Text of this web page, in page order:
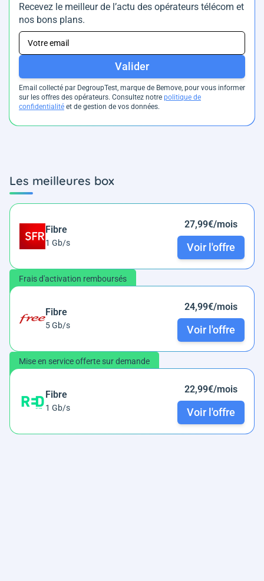
Recevez le meilleur de l’actu des opérateurs télécom et
nos bons plans.
Valider
Email collecté par DegroupTest, marque de Bemove, pour vous informer
sur les offres des opérateurs. Consultez notre politique de
confidentialité et de gestion de vos données.
Les meilleures box
Fibre
1 Gb/s
27,99€/mois
Voir l'offre
Frais d'activation remboursés
Fibre
5 Gb/s
24,99€/mois
Voir l'offre
Mise en service offerte sur demande
Fibre
1 Gb/s
22,99€/mois
Voir l'offre